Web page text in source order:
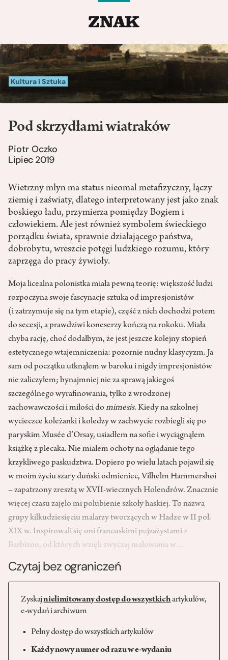
Kultura i Sztuka
Pod skrzydłami wiatraków
Piotr Oczko
Lipiec 2019
Wietrzny młyn ma status nieomal metafizyczny, łączy
ziemię i zaświaty, dlatego interpretowany jest jako znak
boskiego ładu, przymierza pomiędzy Bogiem i
człowiekiem. Ale jest również symbolem świeckiego
porządku świata, sprawnie działającego państwa,
dobrobytu, wreszcie potęgi ludzkiego rozumu, który
zaprzęga do pracy żywioły.
Moja licealna polonistka miała pewną teorię: większość ludzi
rozpoczyna swoje fascynacje sztuką od impresjonistów
(i zatrzymuje się na tym etapie), część z nich dochodzi potem
do secesji, a prawdziwi koneserzy kończą na rokoku. Miała
chyba rację, choć dodałbym, że jest jeszcze kolejny stopień
estetycznego wtajemniczenia: pozornie nudny klasycyzm. Ja
sam od początku utknąłem w baroku i nigdy impresjonistów
nie zaliczyłem; bynajmniej nie za sprawą jakiegoś
szczególnego wyrafinowania, tylko z wrodzonej
zachowawczości i miłości do mimesis. Kiedy na szkolnej
wycieczce koleżanki i koledzy w zachwycie rozbiegli się po
paryskim Musée d’Orsay, usiadłem na sofie i wyciągnąłem
książkę z plecaka. Nie miałem ochoty na oglądanie tego
krzykliwego paskudztwa. Dopiero po wielu latach pojawił się
w moim życiu szary duński odmieniec, Vilhelm Hammershøi
– zapatrzony zresztą w XVII-wiecznych Holendrów. Znacznie
więcej czasu zajęło mi polubienie szkoły haskiej. To nazwa
grupy kilkudziesięciu malarzy tworzących w Hadze w II poł.
XIX w. Inspirowali się oni francuskimi pejzażystami z
Barbizon, od których wzięli zwyczaj malowania w…
Czytaj bez ograniczeń
Zyskajnielimitowany dostęp do wszystkichartykułów,
e-wydań i archiwum
Pełny dostęp do wszystkich artykułów
Każdy nowy numer od razu w e-wydaniu